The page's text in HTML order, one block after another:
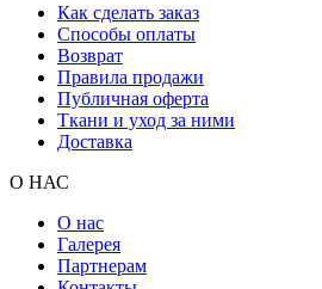
Как сделать заказ
Способы оплаты
Возврат
Правила продажи
Публичная оферта
Ткани и уход за ними
Доставка
О НАС
О нас
Галерея
Партнерам